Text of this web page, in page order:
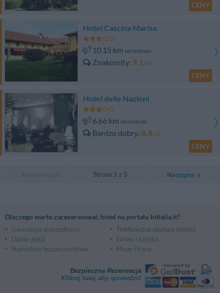
CENY
Hotel Cascina Marisa
10.15 km od centrum
Znakomity 9.1/10
CENY
Hotel delle Nazioni
6.66 km od centrum
Bardzo dobry 8.4/10
CENY
Strona 1 z 3 Następna
Dlaczego warto zarezerwować hotel na portalu InItalia.it?
Gwarancja oszczędności
Telefoniczna obsługa klienta
Opinie gości
Łatwo i Szybko
Najwyższe bezpieczeństwo
Mapy i trasy
Bezpieczna Rezerwacja
Kliknij tutaj aby sprawdzić